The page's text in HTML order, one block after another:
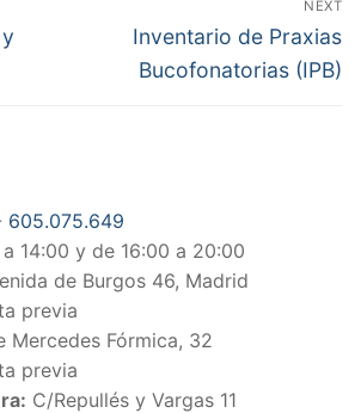
NEXT
Next
post:
Inventario de Praxias
Bucofonatorias (IPB)
605.075.649
14:00 y de 16:00 a 20:00
de Burgos 46, Madrid
previa
Mercedes Fórmica, 32
previa
C/Repullés y Vargas 11